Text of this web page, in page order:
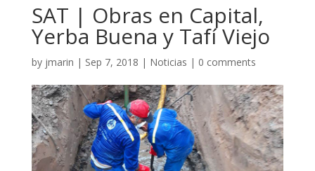
SAT | Obras en Capital,
Yerba Buena y Tafí Viejo
by jmarin | Sep 7, 2018 | Noticias | 0 comments